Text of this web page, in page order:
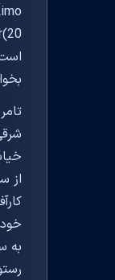
از
به